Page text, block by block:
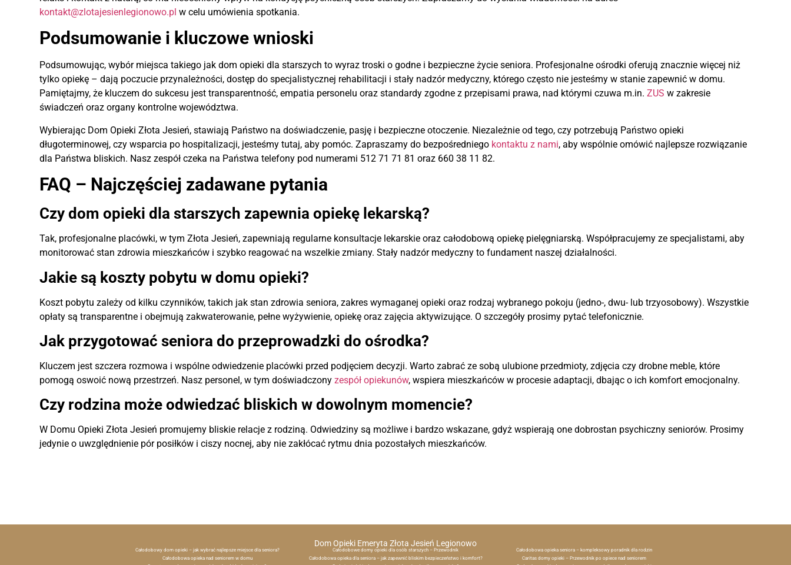
kontakt@zlotajesienlegionowo.pl w celu umówienia spotkania.
Podsumowanie i kluczowe wnioski
Podsumowując, wybór miejsca takiego jak dom opieki dla starszych to wyraz troski o godne i bezpieczne życie seniora. Profesjonalne ośrodki oferują znacznie więcej niż
tylko opiekę – dają poczucie przynależności, dostęp do specjalistycznej rehabilitacji i stały nadzór medyczny, którego często nie jesteśmy w stanie zapewnić w domu.
Pamiętajmy, że kluczem do sukcesu jest transparentność, empatia personelu oraz standardy zgodne z przepisami prawa, nad którymi czuwa m.in.ZUS w zakresie
świadczeń oraz organy kontrolne województwa.
Wybierając Dom Opieki Złota Jesień, stawiają Państwo na doświadczenie, pasję i bezpieczne otoczenie. Niezależnie od tego, czy potrzebują Państwo opieki
długoterminowej, czy wsparcia po hospitalizacji, jesteśmy tutaj, aby pomóc. Zapraszamy do bezpośredniego kontaktu z nami, aby wspólnie omówić najlepsze rozwiązanie
dla Państwa bliskich. Nasz zespół czeka na Państwa telefony pod numerami 512 71 71 81 oraz 660 38 11 82.
FAQ – Najczęściej zadawane pytania
Czy dom opieki dla starszych zapewnia opiekę lekarską?
Tak, profesjonalne placówki, w tym Złota Jesień, zapewniają regularne konsultacje lekarskie oraz całodobową opiekę pielęgniarską. Współpracujemy ze specjalistami, aby
monitorować stan zdrowia mieszkańców i szybko reagować na wszelkie zmiany. Stały nadzór medyczny to fundament naszej działalności.
Jakie są koszty pobytu w domu opieki?
Koszt pobytu zależy od kilku czynników, takich jak stan zdrowia seniora, zakres wymaganej opieki oraz rodzaj wybranego pokoju (jedno-, dwu- lub trzyosobowy). Wszystkie
opłaty są transparentne i obejmują zakwaterowanie, pełne wyżywienie, opiekę oraz zajęcia aktywizujące. O szczegóły prosimy pytać telefonicznie.
Jak przygotować seniora do przeprowadzki do ośrodka?
Kluczem jest szczera rozmowa i wspólne odwiedzenie placówki przed podjęciem decyzji. Warto zabrać ze sobą ulubione przedmioty, zdjęcia czy drobne meble, które
pomogą oswoić nową przestrzeń. Nasz personel, w tym doświadczonyzespół opiekunów, wspiera mieszkańców w procesie adaptacji, dbając o ich komfort emocjonalny.
Czy rodzina może odwiedzać bliskich w dowolnym momencie?
W Domu Opieki Złota Jesień promujemy bliskie relacje z rodziną. Odwiedziny są możliwe i bardzo wskazane, gdyż wspierają one dobrostan psychiczny seniorów. Prosimy
jedynie o uwzględnienie pór posiłków i ciszy nocnej, aby nie zakłócać rytmu dnia pozostałych mieszkańców.
Dom Opieki Emeryta Złota Jesień Legionowo
Całodobowy dom opieki – jak wybrać najlepsze miejsce dla seniora? Całodobowe domy opieki dla osób starszych – Przewodnik
Całodobowa opieka seniora – kompleksowy poradnik dla rodzin
Całodobowa opieka nad seniorem w domu
Całodobowa opieka dla seniora – jak zapewnić bliskim bezpieczeństwo i komfort?
Caritas domy opieki – Przewodnik po opiece nad seniorem